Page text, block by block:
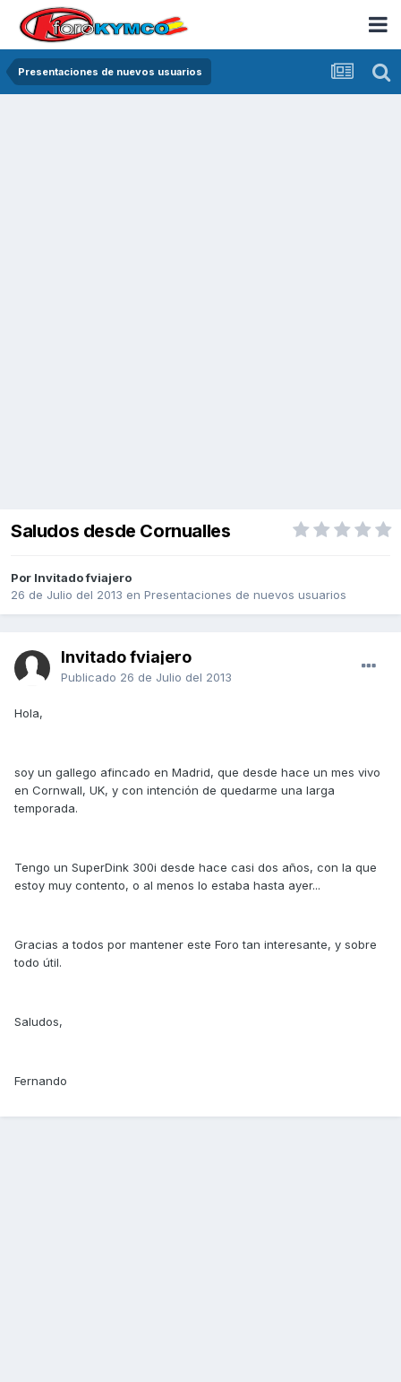
Presentaciones de nuevos usuarios
Saludos desde Cornualles
Por Invitado fviajero
26 de Julio del 2013 en Presentaciones de nuevos usuarios
Invitado fviajero
Publicado 26 de Julio del 2013
Hola,
soy un gallego afincado en Madrid, que desde hace un mes vivo
en Cornwall, UK, y con intención de quedarme una larga
temporada.
Tengo un SuperDink 300i desde hace casi dos años, con la que
estoy muy contento, o al menos lo estaba hasta ayer...
Gracias a todos por mantener este Foro tan interesante, y sobre
todo útil.
Saludos,
Fernando